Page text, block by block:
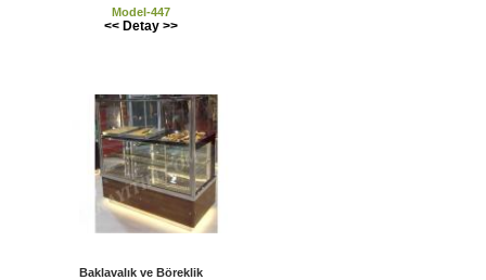
Model-447
<< Detay >>
Baklavalık ve Böreklik